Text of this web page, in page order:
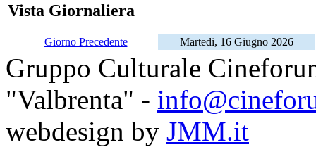
Vista Giornaliera
Giorno Precedente Martedi, 16 Giugno 2026
Gruppo Culturale
"Valbrenta" -
webdesign by JMM.it